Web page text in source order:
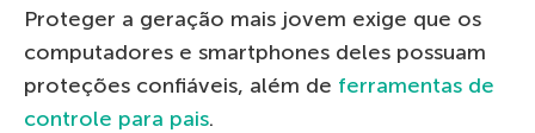
Proteger a geração mais jovem exige que os
computadores e smartphones deles possuam
proteções confiáveis, além de ferramentas de
controle para pais.